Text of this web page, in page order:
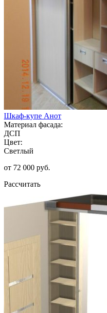
Шкаф-купе Анот
Материал фасада:
ДСП
Цвет:
Светлый
от 72 000 руб.
Рассчитать